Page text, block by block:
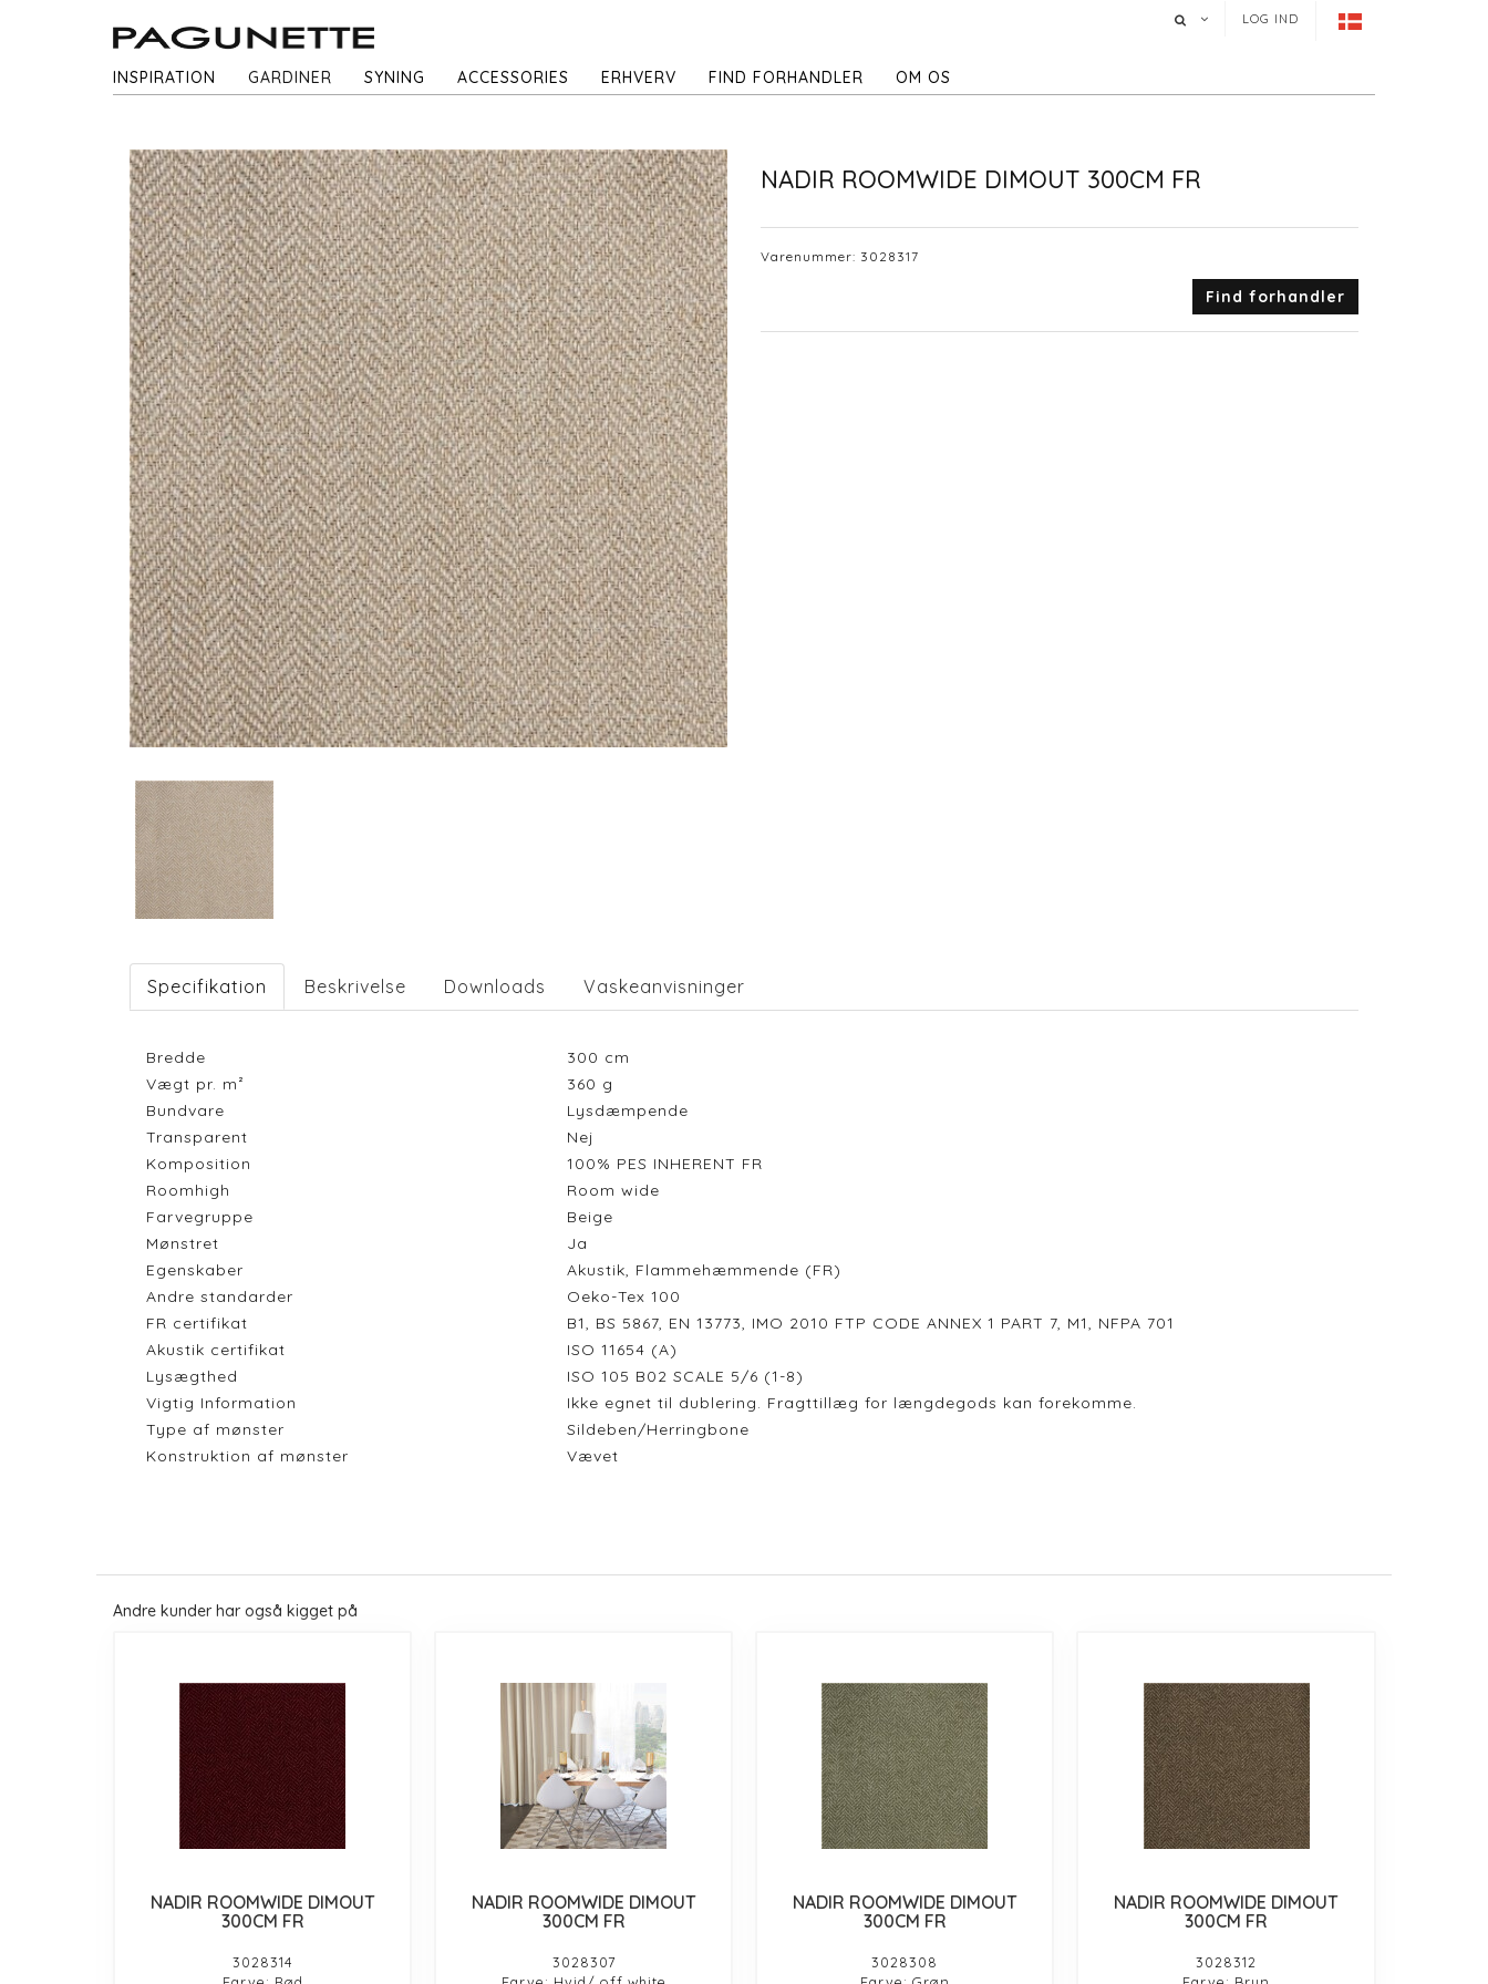
LOG IND
INSPIRATION GARDINER SYNING ACCESSORIES ERHVERV FIND FORHANDLER OM OS
NADIR ROOMWIDE DIMOUT 300CM FR
Varenummer: 3028317
Find forhandler
Specifikation Beskrivelse Downloads Vaskeanvisninger
Bredde 300 cm
Vægt pr. m²
360 g
Bundvare
Lysdæmpende
Transparent
Nej
Komposition
100% PES INHERENT FR
Roomhigh
Room wide
Farvegruppe
Beige
Mønstret
Ja
Egenskaber
Akustik, Flammehæmmende (FR)
Andre standarder
Oeko-Tex 100
FR certifikat
B1, BS 5867, EN 13773, IMO 2010 FTP CODE ANNEX 1 PART 7, M1, NFPA 701
Akustik certifikat
ISO 11654 (A)
Lysægthed
ISO 105 B02 SCALE 5/6 (1-8)
Vigtig Information
Ikke egnet til dublering. Fragttillæg for længdegods kan forekomme.
Type af mønster
Sildeben/Herringbone
Konstruktion af mønster
Vævet
Andre kunder har også kigget på
NADIR ROOMWIDE DIMOUT
300CM FR
3028314
NADIR ROOMWIDE DIMOUT
300CM FR
3028307
NADIR ROOMWIDE DIMOUT
300CM FR
3028308
NADIR ROOMWIDE DIMOUT
300CM FR
3028312